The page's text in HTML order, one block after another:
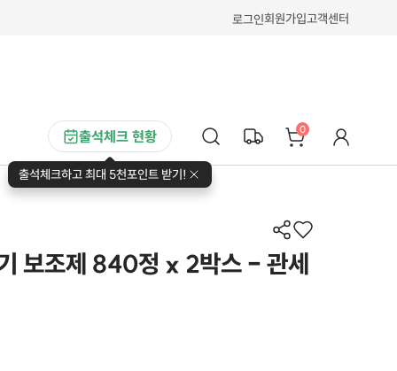
로그인회원가입고객센터
출석체크 현황
출석체크하고 최대 5천포인트 받기!
0
보조제 840정 x 2박스 - 관세